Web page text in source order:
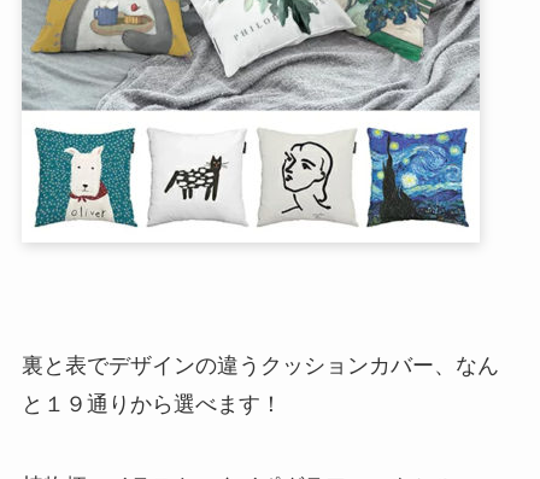
裏と表でデザインの違うクッションカバー、なん
と１９通りから選べます！